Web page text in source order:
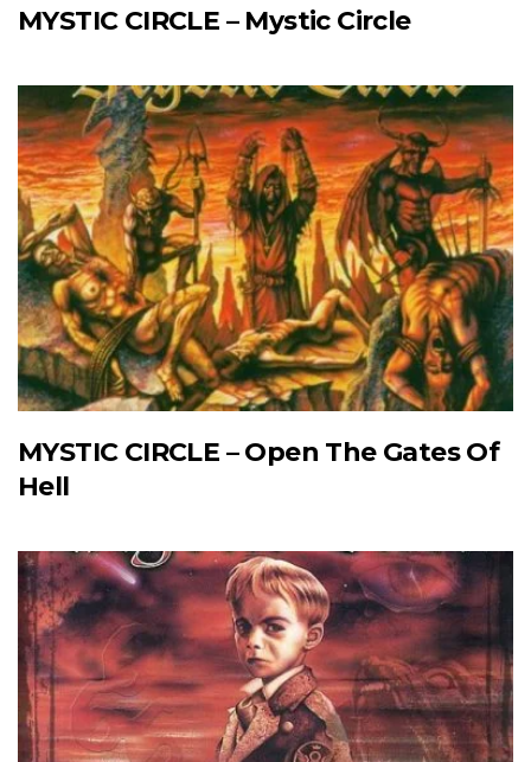
MYSTIC CIRCLE – Mystic Circle
MYSTIC CIRCLE – Open The Gates Of
Hell